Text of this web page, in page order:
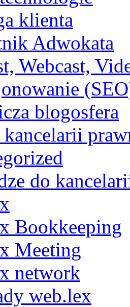
klienta
Adwokata
Webcast,
blogosfera
kancelarii
do
Bookkeeping
Meeting
network
web.lex